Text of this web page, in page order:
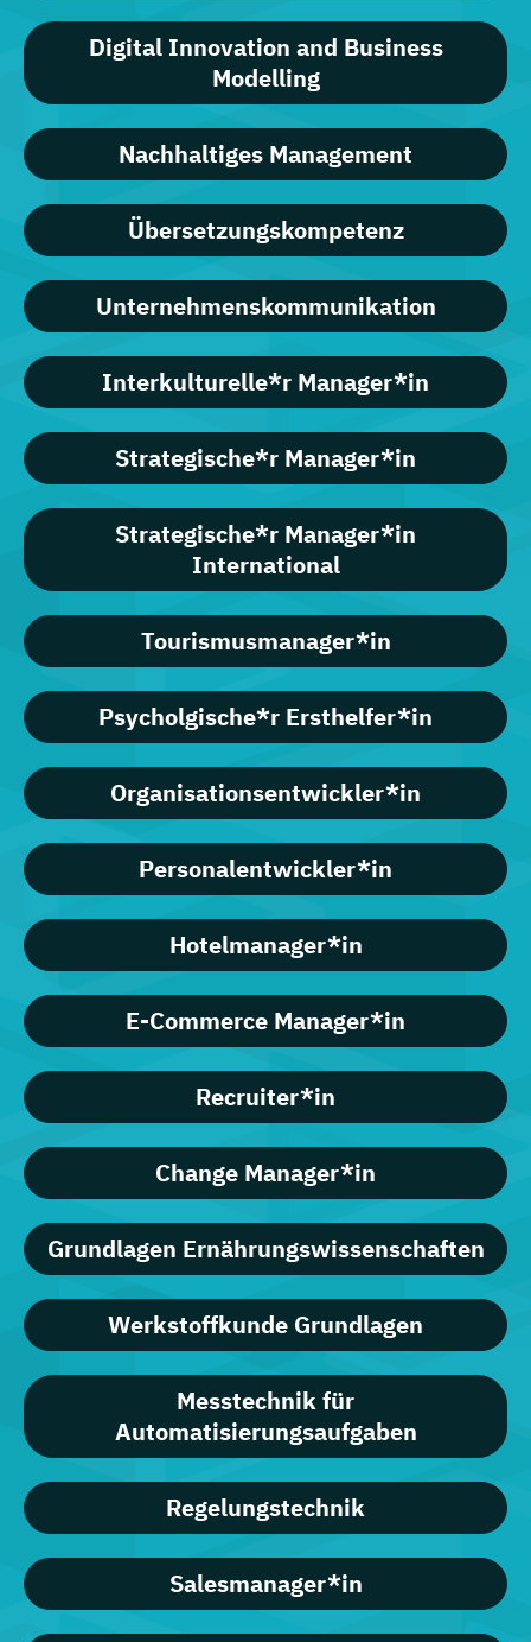
Digital Innovation and Business
Modelling
Nachhaltiges Management
Übersetzungskompetenz
Unternehmenskommunikation
Interkulturelle*r Manager*in
Strategische*r Manager*in
Strategische*r Manager*in
International
Tourismusmanager*in
Psycholgische*r Ersthelfer*in
Organisationsentwickler*in
Personalentwickler*in
Hotelmanager*in
E-Commerce Manager*in
Recruiter*in
Change Manager*in
Grundlagen Ernährungswissenschaften
Werkstoffkunde Grundlagen
Messtechnik für
Automatisierungsaufgaben
Regelungstechnik
Salesmanager*in